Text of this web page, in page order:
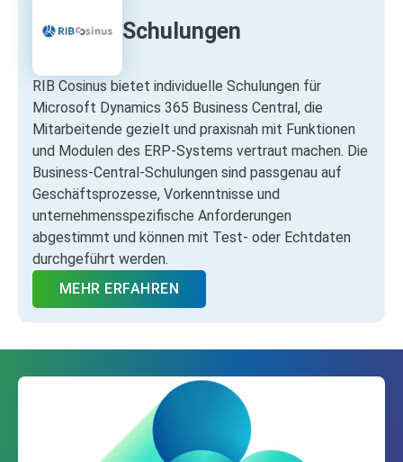
Schulungen
RIB Cosinus bietet individuelle Schulungen für
Microsoft Dynamics 365 Business Central, die
Mitarbeitende gezielt und praxisnah mit Funktionen
und Modulen des ERP‑Systems vertraut machen. Die
Business‑Central‑Schulungen sind passgenau auf
Geschäftsprozesse, Vorkenntnisse und
unternehmensspezifische Anforderungen
abgestimmt und können mit Test‑ oder Echtdaten
durchgeführt werden.
MEHR ERFAHREN